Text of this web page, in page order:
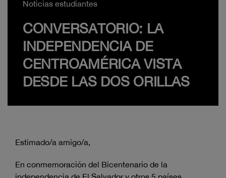
Noticias estudiantes
CONVERSATORIO: LA
INDEPENDENCIA DE
CENTROAMÉRICA VISTA
DESDE LAS DOS ORILLAS
Estimado/a amigo/a,
En conmemoración del Bicentenario de la